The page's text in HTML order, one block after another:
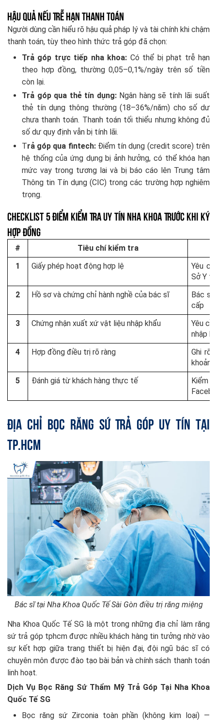
Hậu Quả Nếu Trễ Hạn Thanh Toán
Người dùng cần hiểu rõ hậu quả pháp lý và tài chính khi chậm
thanh toán, tùy theo hình thức trả góp đã chọn:
Trả góp trực tiếp nha khoa: Có thể bị phạt trễ hạn
theo hợp đồng, thường 0,05–0,1%/ngày trên số tiền
còn lại.
Trả góp qua thẻ tín dụng: Ngân hàng sẽ tính lãi suất
thẻ tín dụng thông thường (18–36%/năm) cho số dư
chưa thanh toán. Thanh toán tối thiểu nhưng không đủ
số dư quy định vẫn bị tính lãi.
Trả góp qua fintech: Điểm tín dụng (credit score) trên
hệ thống của ứng dụng bị ảnh hưởng, có thể khóa hạn
mức vay trong tương lai và bị báo cáo lên Trung tâm
Thông tin Tín dụng (CIC) trong các trường hợp nghiêm
trọng.
Checklist 5 Điểm Kiểm Tra Uy Tín Nha Khoa Trước Khi Ký
Hợp Đồng
#
Tiêu chí kiểm tra
1
Giấy phép hoạt động hợp lệ
Yêu
Sở Y
2
Hồ sơ và chứng chỉ hành nghề của bác sĩ
Bác sĩ
cấp
3
Chứng nhận xuất xứ vật liệu nhập khẩu
Yêu
nhập
4
Hợp đồng điều trị rõ ràng
Ghi rõ
khoản
5
Đánh giá từ khách hàng thực tế
Kiểm
Địa Chỉ Bọc Răng Sứ Trả Góp Uy Tín Tại
TP.HCM
Bác sĩ tại Nha Khoa Quốc Tế Sài Gòn điều trị răng miệng
Nha Khoa Quốc Tế SG là một trong những địa chỉ làm răng
sứ trả góp tphcm được nhiều khách hàng tin tưởng nhờ vào
sự kết hợp giữa trang thiết bị hiện đại, đội ngũ bác sĩ có
chuyên môn được đào tạo bài bản và chính sách thanh toán
linh hoạt.
Dịch Vụ Bọc Răng Sứ Thẩm Mỹ Trả Góp Tại Nha Khoa
Quốc Tế SG
Bọc răng sứ Zirconia toàn phần (không kim loại) —